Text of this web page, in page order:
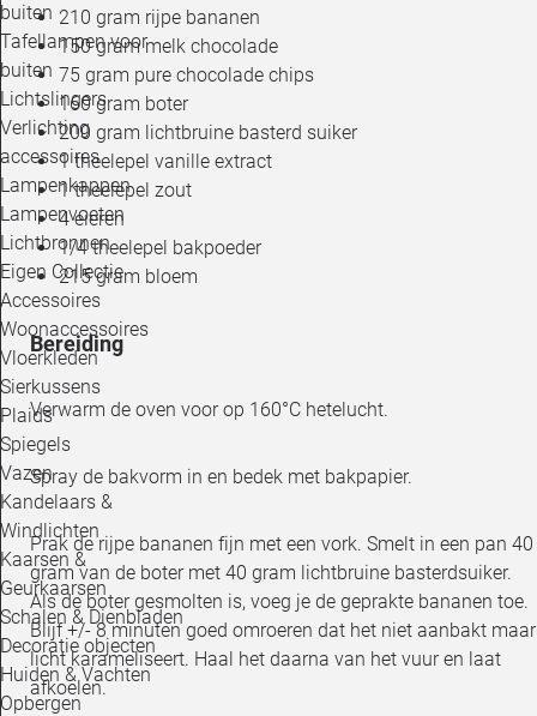
buiten
Tafellampen voor
buiten
Lichtslingers
Verlichting
accessoires
Lampenkappen
Lampenvoeten
Lichtbronnen
Eigen Collectie
Accessoires
Woonaccessoires
Vloerkleden
Sierkussens
Plaids
Spiegels
Vazen
Kandelaars &
Windlichten
Kaarsen &
Geurkaarsen
Schalen & Dienbladen
Decoratie objecten
Huiden & Vachten
Opbergen
210 gram rijpe bananen
150 gram melk chocolade
75 gram pure chocolade chips
160 gram boter
200 gram lichtbruine basterd suiker
1 theelepel vanille extract
1 theelepel zout
4 eieren
1/4 theelepel bakpoeder
215 gram bloem
Bereiding
Verwarm de oven voor op 160°C hetelucht.
Spray de bakvorm in en bedek met bakpapier.
Prak de rijpe bananen fijn met een vork. Smelt in een pan 40
gram van de boter met 40 gram lichtbruine basterdsuiker.
Als de boter gesmolten is, voeg je de geprakte bananen toe.
Blijf +/- 8 minuten goed omroeren dat het niet aanbakt maar
licht karameliseert. Haal het daarna van het vuur en laat
afkoelen.